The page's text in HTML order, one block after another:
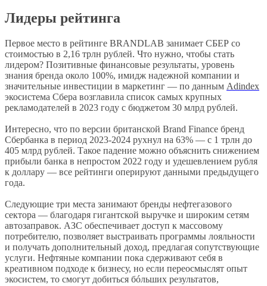
Лидеры рейтинга
Первое место в рейтинге BRANDLAB занимает СБЕР со
стоимостью в 2,16 трлн рублей. Что нужно, чтобы стать
лидером? Позитивные финансовые результаты, уровень
знания бренда около 100%, имидж надежной компании и
значительные инвестиции в маркетинг — по данным Adindex
экосистема Сбера возглавила список самых крупных
рекламодателей в 2023 году с бюджетом 30 млрд рублей.
Интересно, что по версии британской Brand Finance бренд
Сбербанка в период 2023-2024 рухнул на 63% — с 1 трлн до
405 млрд рублей. Такое падение можно объяснить снижением
прибыли банка в непростом 2022 году и удешевлением рубля
к доллару — все рейтинги оперируют данными предыдущего
года.
Следующие три места занимают бренды нефтегазового
сектора — благодаря гигантской выручке и широким сетям
автозаправок. АЗС обеспечивает доступ к массовому
потребителю, позволяет выстраивать программы лояльности
и получать дополнительный доход, предлагая сопутствующие
услуги. Нефтяные компании пока сдерживают себя в
креативном подходе к бизнесу, но если переосмыслят опыт
экосистем, то смогут добиться бóльших результатов,